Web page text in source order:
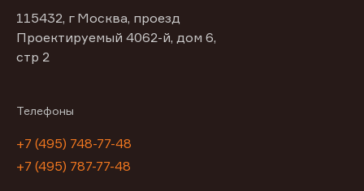
115432, г Москва, проезд
Проектируемый 4062-й, дом 6,
стр 2
Телефоны
+7 (495) 748-77-48
+7 (495) 787-77-48